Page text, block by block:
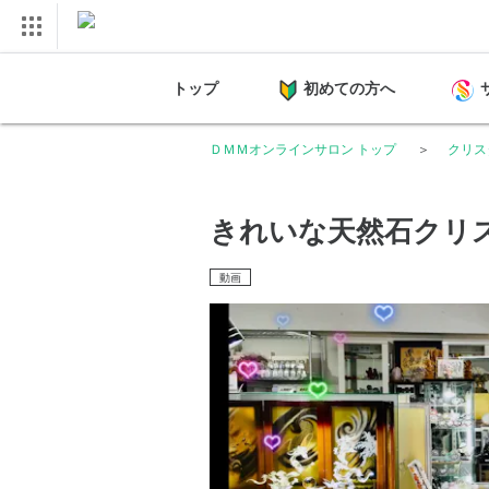
トップ 初めての方へ
ＤＭＭオンラインサロン トップ クリ
きれいな天然石クリ
動画